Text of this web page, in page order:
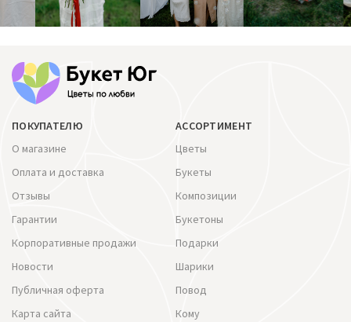
ПОКУПАТЕЛЮ
О магазине
Оплата и доставка
Отзывы
Гарантии
Корпоративные продажи
Новости
Публичная оферта
Карта сайта
АССОРТИМЕНТ
Цветы
Букеты
Композиции
Букетоны
Подарки
Шарики
Повод
Кому